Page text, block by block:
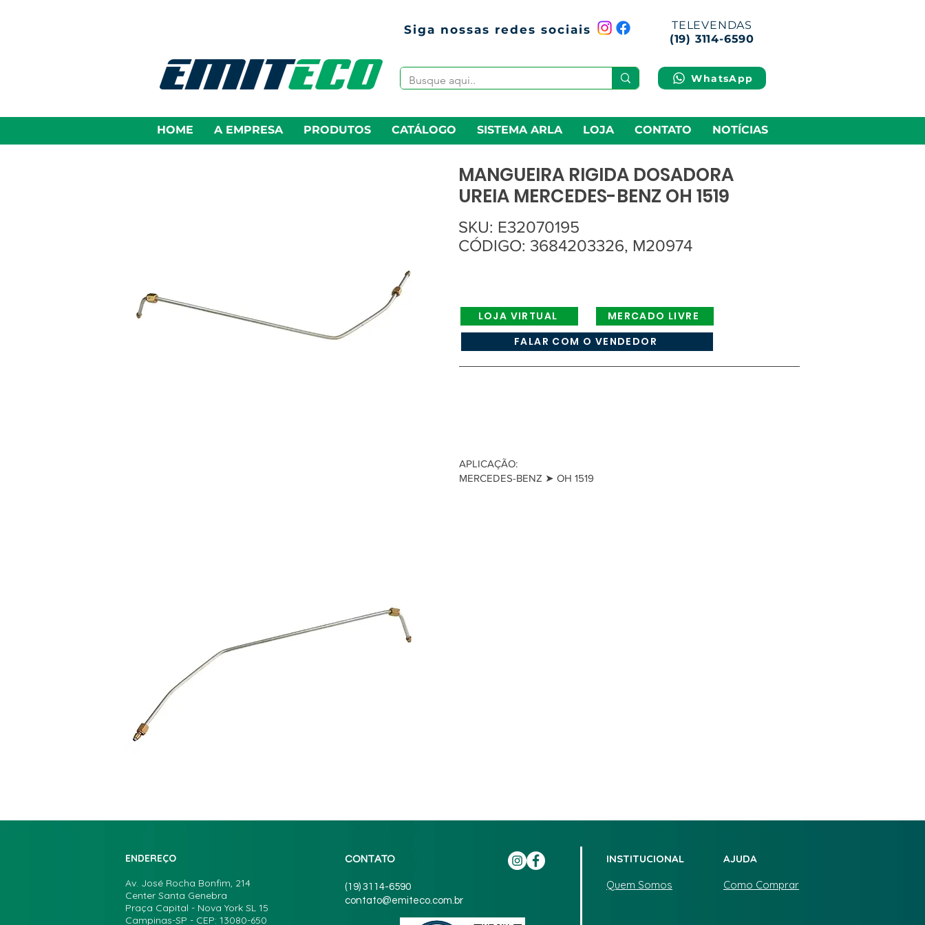
Siga nossas redes sociais
TELEVENDAS
(19) 3114-6590
WhatsApp
HOME A EMPRESA PRODUTOS CATÁLOGO SISTEMA ARLA LOJA CONTATO NOTÍCIAS
MANGUEIRA RIGIDA DOSADORA
UREIA MERCEDES-BENZ OH 1519
SKU: E32070195
CÓDIGO: 3684203326, M20974
LOJA VIRTUAL
MERCADO LIVRE
FALAR COM O VENDEDOR
APLICAÇÃO:
MERCEDES-BENZ ➤ OH 1519
ENDEREÇO
Av. José Rocha Bonfim, 214
Center Santa Genebra
Praça Capital - Nova York SL 15
Campinas-SP - CEP: 13080-650
CONTATO
(19) 3114-6590
contato@emiteco.com.br
INSTITUCIONAL
Quem Somos
AJUDA
Como Comprar